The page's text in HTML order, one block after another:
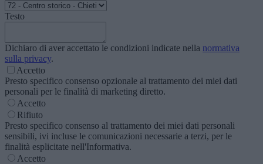
Testo
Dichiaro di aver accettato le condizioni indicate nella normativa
sulla privacy.
Accetto
Presto specifico consenso opzionale al trattamento dei miei dati
personali per le finalità di marketing diretto.
Accetto
Rifiuto
Presto specifico consenso al trattamento dei miei dati personali
sensibili, ivi incluse le comunicazioni necessarie a terzi, per le
finalità esplicitate nell'Informativa.
Accetto